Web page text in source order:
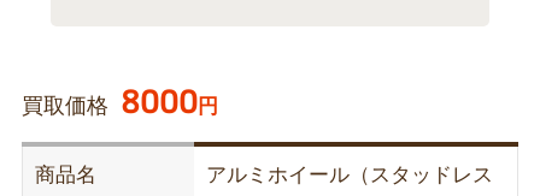
買取価格 8000円
商品名
アルミホイール（スタッドレス